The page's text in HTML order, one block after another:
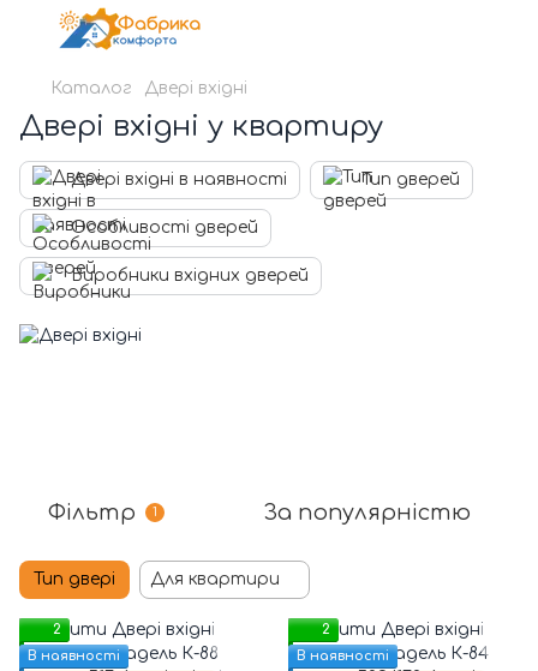
Каталог Двері вхідні
Двері вхідні у квартиру
Двері вхідні в наявності Тип дверей
Особливості дверей
Виробники вхідних дверей
Фільтр 1 За популярністю
Тип двері Для квартири
2
В наявності
2
В наявності